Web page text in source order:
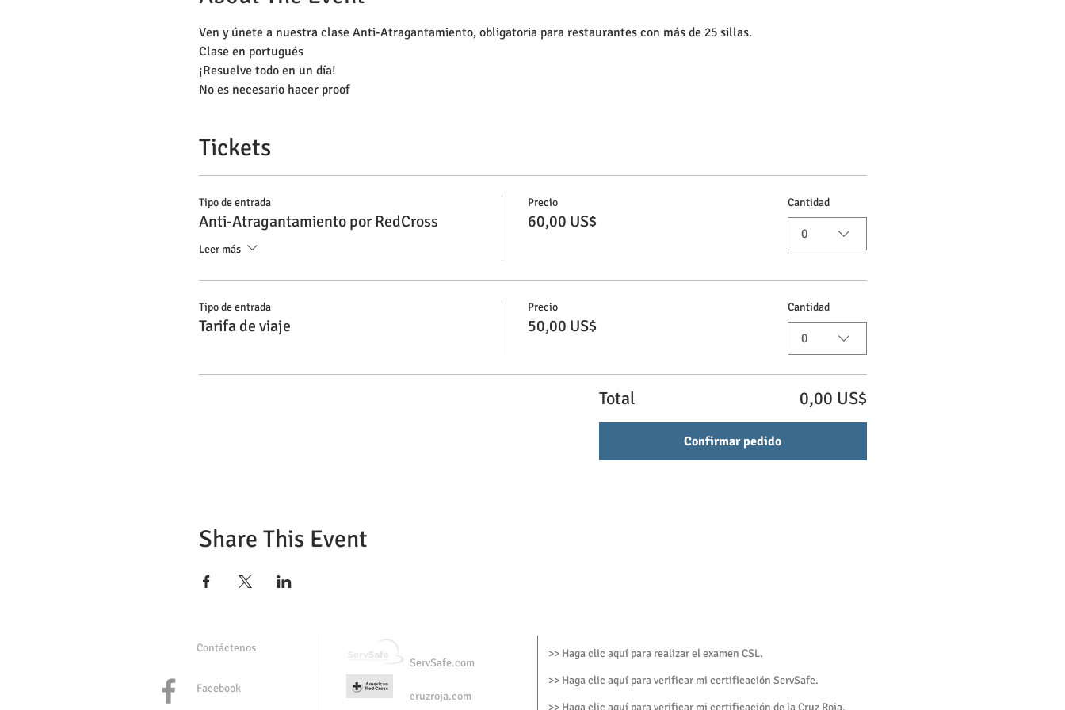
Ven y únete a nuestra clase Anti-Atragantamiento, obligatoria para restaurantes con más de 25 sillas.
Clase en portugués
¡Resuelve todo en un día!
No es necesario hacer proof
Tickets
Tipo de entrada
Anti-Atragantamiento por RedCross
Leer más
Precio
60,00 US$
Cantidad
0
Tipo de entrada
Tarifa de viaje
Precio
50,00 US$
Cantidad
0
Total 0,00 US$
Confirmar pedido
Share This Event
Contáctenos
Facebook
ServSafe.com
cruzroja.com
>> Haga clic aquí para realizar el examen CSL.
>> Haga clic aquí para verificar mi certificación ServSafe.
>> Haga clic aquí para verificar mi certificación de la Cruz Roja.